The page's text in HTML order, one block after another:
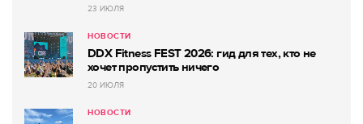
23 ИЮЛЯ
НОВОСТИ
DDX Fitness FEST 2026: гид для тех, кто не
хочет пропустить ничего
20 ИЮЛЯ
НОВОСТИ